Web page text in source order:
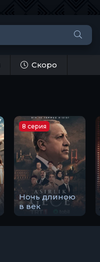
Скоро
Ночь длиною
в век
8 серия